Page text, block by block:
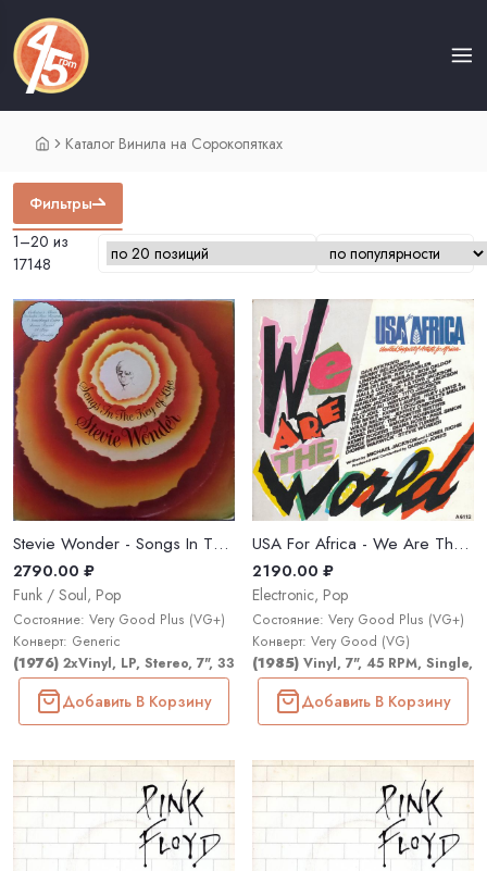
Каталог Винила на Сорокопятках
Фильтры
1–20 из
17148
Stevie Wonder - Songs In The Key Of Life
2790.00 ₽
Funk / Soul, Pop
Состояние: Very Good Plus (VG+)
Конверт: Generic
(1976) 2xVinyl, LP, Stereo, 7", 33 ⅓ RPM, EP; All Media, LP, Stereo,
Добавить В Корзину
USA For Africa - We Are The World
2190.00 ₽
Electronic, Pop
Состояние: Very Good Plus (VG+)
Конверт: Very Good (VG)
(1985) Vinyl, 7", 45 RPM, Single,
Добавить В Корзину